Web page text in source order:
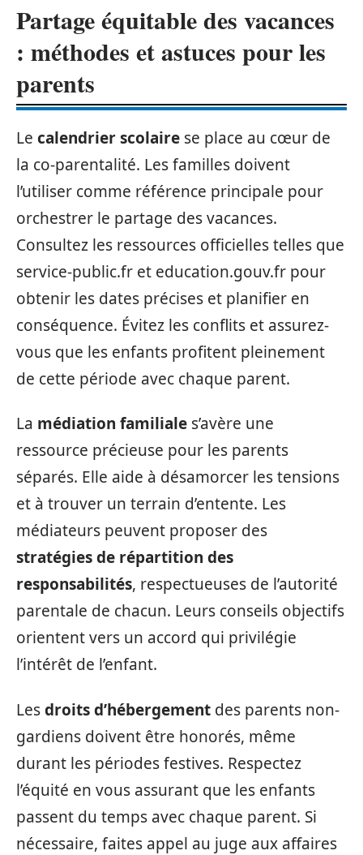
Partage équitable des vacances
: méthodes et astuces pour les
parents
Le calendrier scolaire se place au cœur de
la co-parentalité. Les familles doivent
l’utiliser comme référence principale pour
orchestrer le partage des vacances.
Consultez les ressources officielles telles que
service-public.fr et education.gouv.fr pour
obtenir les dates précises et planifier en
conséquence. Évitez les conflits et assurez-
vous que les enfants profitent pleinement
de cette période avec chaque parent.
La médiation familiale s’avère une
ressource précieuse pour les parents
séparés. Elle aide à désamorcer les tensions
et à trouver un terrain d’entente. Les
médiateurs peuvent proposer des
stratégies de répartition des
responsabilités, respectueuses de l’autorité
parentale de chacun. Leurs conseils objectifs
orientent vers un accord qui privilégie
l’intérêt de l’enfant.
Lesdroits d’hébergement des parents non-
gardiens doivent être honorés, même
durant les périodes festives. Respectez
l’équité en vous assurant que les enfants
passent du temps avec chaque parent. Si
nécessaire, faites appel au juge aux affaires